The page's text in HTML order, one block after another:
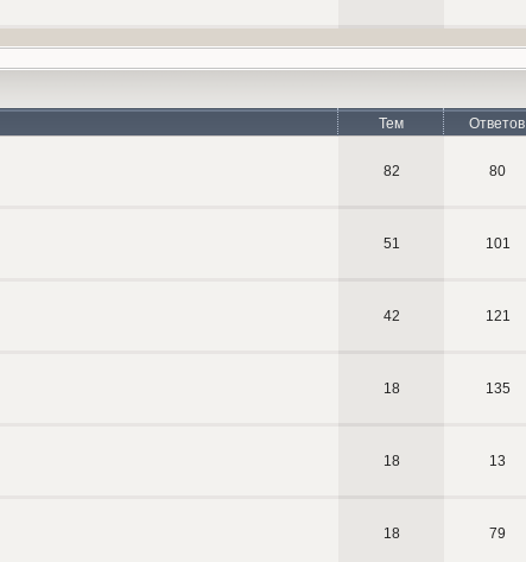
Тем Ответов
82 80
51 101
42 121
18 135
18 13
18 79